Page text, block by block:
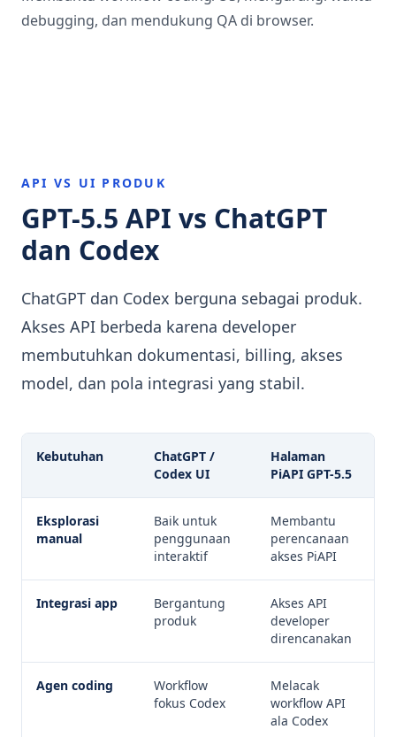
debugging, dan mendukung QA di browser.
API VS UI PRODUK
GPT-5.5 API vs ChatGPT
dan Codex
ChatGPT dan Codex berguna sebagai produk.
Akses API berbeda karena developer
membutuhkan dokumentasi, billing, akses
model, dan pola integrasi yang stabil.
Kebutuhan
ChatGPT /
Codex UI
Halaman
PiAPI GPT-5.5
Eksplorasi
manual
Baik untuk
penggunaan
interaktif
Membantu
perencanaan
akses PiAPI
Integrasi app
Bergantung
produk
Akses API
developer
direncanakan
Agen coding
Workflow
fokus Codex
Melacak
workflow API
ala Codex